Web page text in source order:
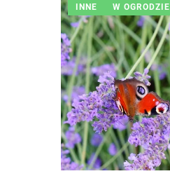
INNE W OGRODZIE